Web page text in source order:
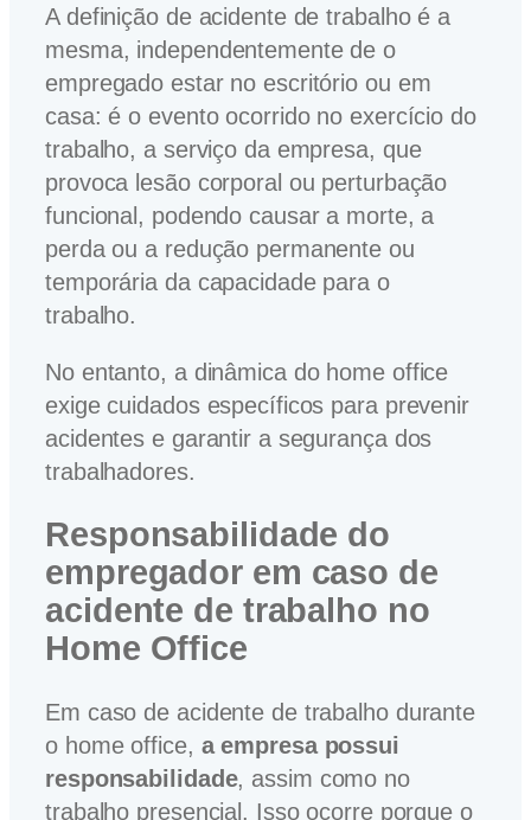
A definição de acidente de trabalho é a
mesma, independentemente de o
empregado estar no escritório ou em
casa: é o evento ocorrido no exercício do
trabalho, a serviço da empresa, que
provoca lesão corporal ou perturbação
funcional, podendo causar a morte, a
perda ou a redução permanente ou
temporária da capacidade para o
trabalho.
No entanto, a dinâmica do home office
exige cuidados específicos para prevenir
acidentes e garantir a segurança dos
trabalhadores.
Responsabilidade do
empregador em caso de
acidente de trabalho no
Home Office
Em caso de acidente de trabalho durante
o home office, a empresa possui
responsabilidade, assim como no
trabalho presencial. Isso ocorre porque o